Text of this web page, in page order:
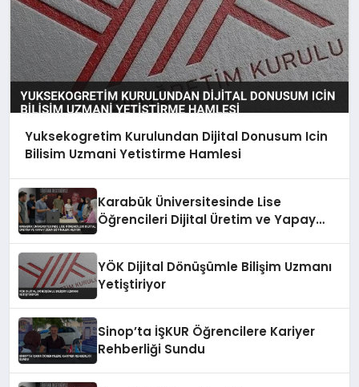
Yuksekogretim Kurulundan Dijital Donusum Icin
Bilisim Uzmani Yetistirme Hamlesi
Karabük Üniversitesinde Lise
Öğrencileri Dijital Üretim ve Yapay
YÖK Dijital Dönüşümle Bilişim Uzmanı
Yetiştiriyor
Sinop’ta İŞKUR Öğrencilere Kariyer
Rehberliği Sundu